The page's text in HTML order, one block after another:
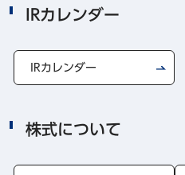
IRカレンダー
IRカレンダー
株式について